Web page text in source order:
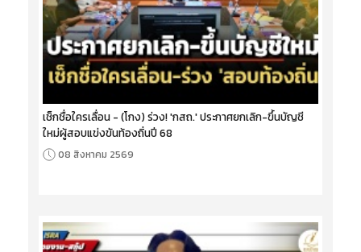
เช็กชื่อใครเลื่อน - (โกง) ร่วง! 'กสถ.' ประกาศยกเลิก-ขึ้นบัญชี
ใหม่ผู้สอบแข่งขันท้องถิ่นปี 68
08 สิงหาคม 2569